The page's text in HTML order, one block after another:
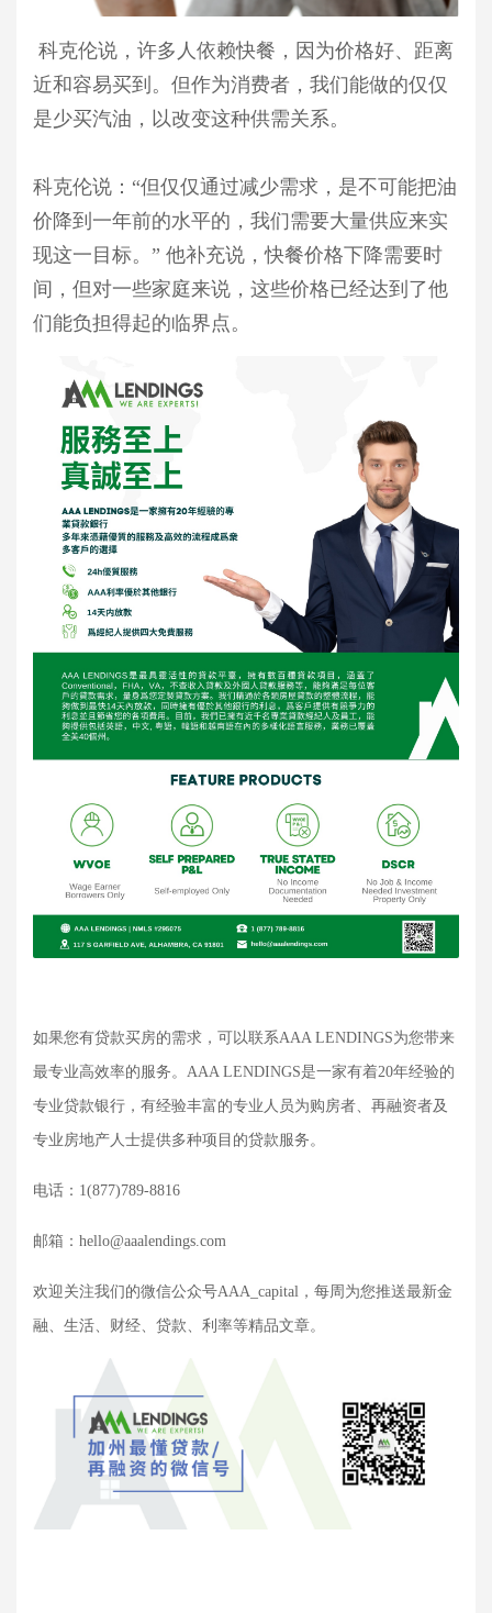
科克伦说，许多人依赖快餐，因为价格好、距离
近和容易买到。但作为消费者，我们能做的仅仅
是少买汽油，以改变这种供需关系。
科克伦说：“但仅仅通过减少需求，是不可能把油
价降到一年前的水平的，我们需要大量供应来实
现这一目标。” 他补充说，快餐价格下降需要时
间，但对一些家庭来说，这些价格已经达到了他
们能负担得起的临界点。
如果您有贷款买房的需求，可以联系AAA LENDINGS为您带来
最专业高效率的服务。AAA LENDINGS是一家有着20年经验的
专业贷款银行，有经验丰富的专业人员为购房者、再融资者及
专业房地产人士提供多种项目的贷款服务。
电话： 1(877)789-8816
邮箱： hello@aaalendings.com
欢迎关注我们的微信公众号AAA_capital，每周为您推送最新金
融、生活、财经、贷款、利率等精品文章。